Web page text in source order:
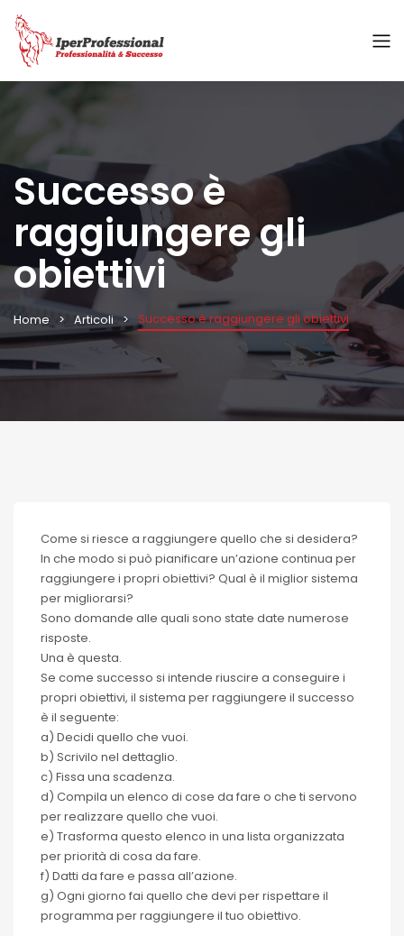
Successo è
raggiungere gli
obiettivi
Home Articoli Successo è raggiungere gli obiettivi
Come si riesce a raggiungere quello che si desidera?
In che modo si può pianificare un’azione continua per
raggiungere i propri obiettivi? Qual è il miglior sistema
per migliorarsi?
Sono domande alle quali sono state date numerose
risposte.
Una è questa.
Se come successo si intende riuscire a conseguire i
propri obiettivi, il sistema per raggiungere il successo
è il seguente:
a) Decidi quello che vuoi.
b) Scrivilo nel dettaglio.
c) Fissa una scadenza.
d) Compila un elenco di cose da fare o che ti servono
per realizzare quello che vuoi.
e) Trasforma questo elenco in una lista organizzata
per priorità di cosa da fare.
f) Datti da fare e passa all’azione.
g) Ogni giorno fai quello che devi per rispettare il
programma per raggiungere il tuo obiettivo.